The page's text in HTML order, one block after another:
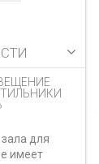
для
имеет